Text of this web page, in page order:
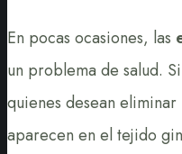
En pocas ocasiones, las
un problema de salud.
quienes desean eliminar
aparecen en el tejido